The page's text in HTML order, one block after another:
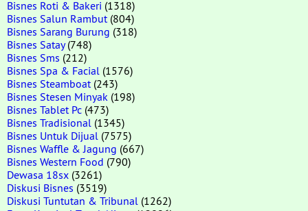
Bisnes Roti & Bakeri (1318)
Bisnes Salun Rambut (804)
Bisnes Sarang Burung (318)
Bisnes Satay(748)
Bisnes Sms (212)
Bisnes Spa & Facial (1576)
Bisnes Steamboat (243)
Bisnes Stesen Minyak (198)
Bisnes Tablet Pc (473)
Bisnes Tradisional (1345)
Bisnes Untuk Dijual (7575)
Bisnes Waffle & Jagung (667)
Bisnes Western Food (790)
Dewasa 18sx (3261)
Diskusi Bisnes (3519)
Diskusi Tuntutan & Tribunal (1262)